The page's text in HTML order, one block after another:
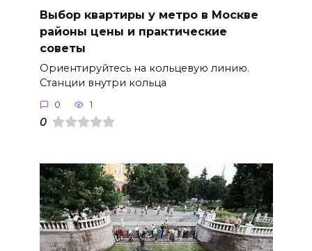
Выбор квартиры у метро в Москве
районы цены и практические
советы
Ориентируйтесь на кольцевую линию.
Станции внутри кольца
0 1
0